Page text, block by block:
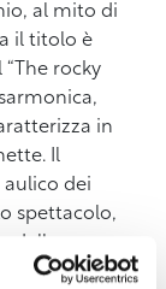
al mito di
il titolo è
rocky
in
Il
dei
spettacolo,
delle